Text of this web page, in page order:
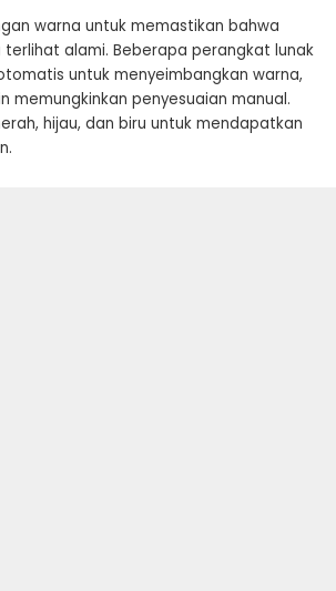
warna untuk memastikan bahwa
alami. Beberapa perangkat lunak
untuk menyeimbangkan warna,
memungkinkan penyesuaian manual.
hijau, dan biru untuk mendapatkan